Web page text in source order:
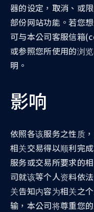
器的设定，取消、或
部份网站功能。若您
可与本公司客服信箱
或参照您所使用的浏
明。
影响
依照各该服务之性质
相关交易得以顺利完
服务或交易所要求的
司就该等个人资料依
关告知内容为相关之
输，本公司将尊重您